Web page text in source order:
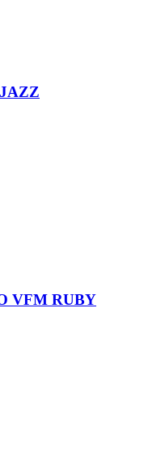
VFM RUBY